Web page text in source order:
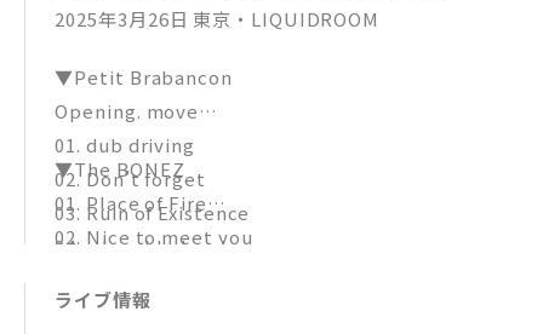
2025年3月26日 東京・LIQUIDROOM
▼Petit Brabancon
Opening. move
01. dub driving
02. Don’t forget
03. Ruin of Existence
04. a humble border
06. 非人間、独白に在らず
▼The BONEZ
01. Place of Fire
02. Nice to meet you
04. Rusted Car
ライブ情報